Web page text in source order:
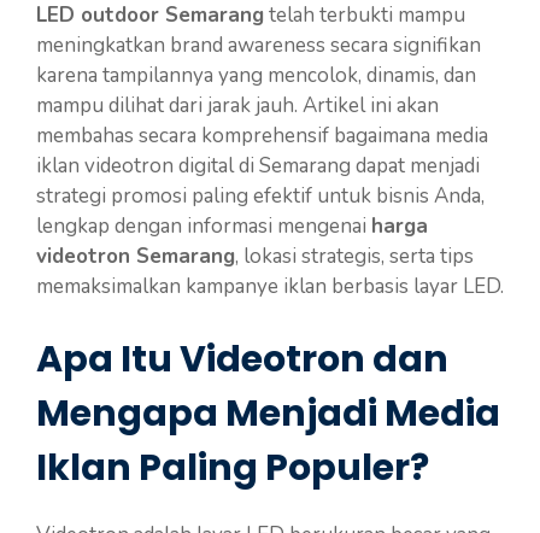
LED outdoor Semarang telah terbukti mampu
meningkatkan brand awareness secara signifikan
karena tampilannya yang mencolok, dinamis, dan
mampu dilihat dari jarak jauh. Artikel ini akan
membahas secara komprehensif bagaimana media
iklan videotron digital di Semarang dapat menjadi
strategi promosi paling efektif untuk bisnis Anda,
lengkap dengan informasi mengenai harga
videotron Semarang, lokasi strategis, serta tips
memaksimalkan kampanye iklan berbasis layar LED.
Apa Itu Videotron dan
Mengapa Menjadi Media
Iklan Paling Populer?